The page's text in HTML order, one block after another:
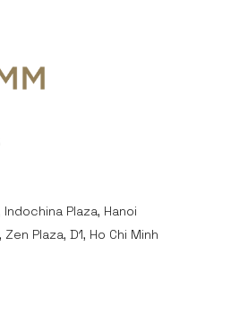
Plaza, Hanoi
Plaza, D1, Ho Chi Minh